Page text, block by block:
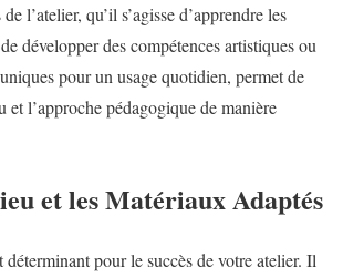
l’atelier, qu’il s’agisse d’apprendre les
développer des compétences artistiques ou
pour un usage quotidien, permet de
et l’approche pédagogique de manière
et les Matériaux Adaptés
déterminant pour le succès de votre atelier. Il